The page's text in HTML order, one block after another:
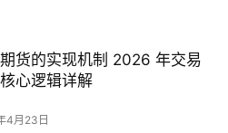
货的实现机制 2026 年交易
心逻辑详解
4月23日